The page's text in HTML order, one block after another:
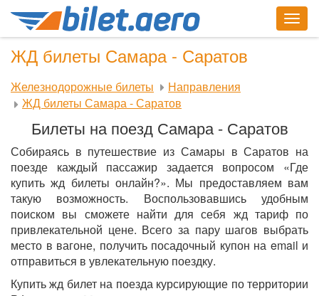
ЖД билеты Самара - Саратов
Железнодорожные билеты
Направления
ЖД билеты Самара - Саратов
Билеты на поезд Самара - Саратов
Собираясь в путешествие из Самары в Саратов на
поезде каждый пассажир задается вопросом «Где
купить жд билеты онлайн?». Мы предоставляем вам
такую возможность. Воспользовавшись удобным
поиском вы сможете найти для себя жд тариф по
привлекательной цене. Всего за пару шагов выбрать
место в вагоне, получить посадочный купон на email и
отправиться в увлекательную поездку.
Купить жд билет на поезда курсирующие по территории